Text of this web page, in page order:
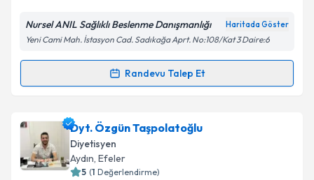
Nursel ANIL Sağlıklı Beslenme Danışmanlığı Haritada Göster
Yeni Cami Mah. İstasyon Cad. Sadıkağa Aprt. No:108/Kat 3 Daire:6
Randevu Talep Et
Randevu Takvimi Talebi
Dyt. Nursel Anıliçin randevu takvimi talebi oluşturun.
Size bu uzmandan randevu almanız için bir takvim
hazırlandığında e-posta ile bilgilendireceğiz.
Dyt. Özgün Taşpolatoğlu
Diyetisyen
Aydın, Efeler
5 (1 Değerlendirme)